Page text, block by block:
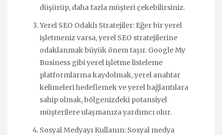
düşürüp, daha fazla müşteri çekebilirsiniz.
Yerel SEO Odaklı Stratejiler: Eğer bir yerel
işletmeniz varsa, yerel SEO stratejilerine
odaklanmak büyük önem taşır. Google My
Business gibi yerel işletme listeleme
platformlarına kaydolmak, yerel anahtar
kelimeleri hedeflemek ve yerel bağlantılara
sahip olmak, bölgenizdeki potansiyel
müşterilere ulaşmanıza yardımcı olur.
Sosyal Medyayı Kullanın: Sosyal medya